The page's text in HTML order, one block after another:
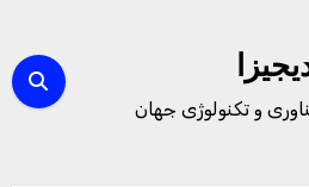
و تکنولوژی جهان